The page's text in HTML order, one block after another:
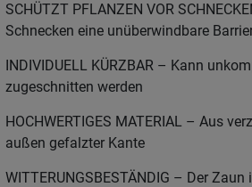
SCHÜTZT PFLANZEN VOR
Schnecken eine unüberwindbare
INDIVIDUELL KÜRZBAR – Kann
zugeschnitten werden
HOCHWERTIGES MATERIAL – Aus
außen gefalzter Kante
WITTERUNGSBESTÄNDIG – Der